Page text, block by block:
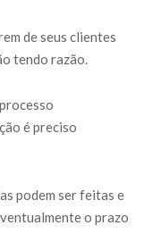
de seus clientes
tendo razão.
é preciso
podem ser feitas e
o prazo